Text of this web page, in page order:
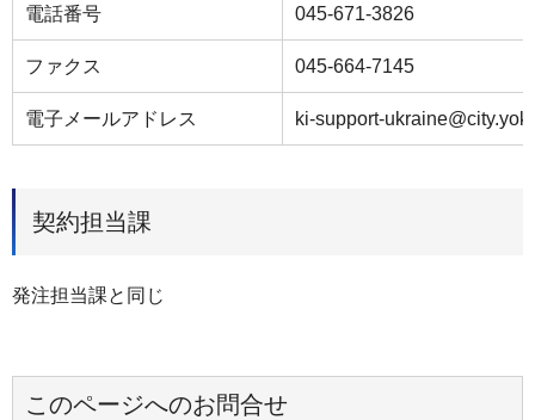
電話番号 045-671-3826
ファクス 045-664-7145
電子メールアドレス ki-support-
契約担当課
発注担当課と同じ
このページへのお問合せ